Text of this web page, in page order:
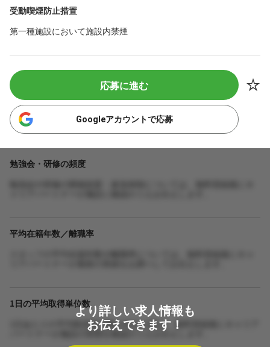
受動喫煙防止措置
第一種施設において施設内禁煙
応募に進む
Googleアカウントで応募
勉強会・研修の頻度
平均在籍年数／離職率
1日の平均取得単位数
1日あたりの平均取得単位数や担当人数は、無料登録後にキャリア
パートナーが施設の実態を確認のうえお伝えします。
より詳しい求人情報も
お伝えできます！